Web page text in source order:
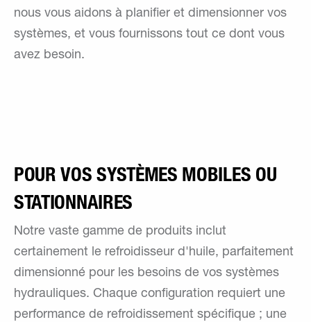
nous vous aidons à planifier et dimensionner vos
systèmes, et vous fournissons tout ce dont vous
avez besoin.
POUR VOS SYSTÈMES MOBILES OU
STATIONNAIRES
Notre vaste gamme de produits inclut
certainement le refroidisseur d'huile, parfaitement
dimensionné pour les besoins de vos systèmes
hydrauliques. Chaque configuration requiert une
performance de refroidissement spécifique ; une